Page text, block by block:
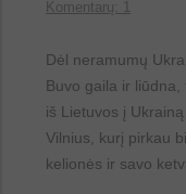
Komentarų: 1
Dėl neramumų
Buvo gaila ir
iš Lietuvos į
Vilnius, kurį pirkau
kelionės ir savo